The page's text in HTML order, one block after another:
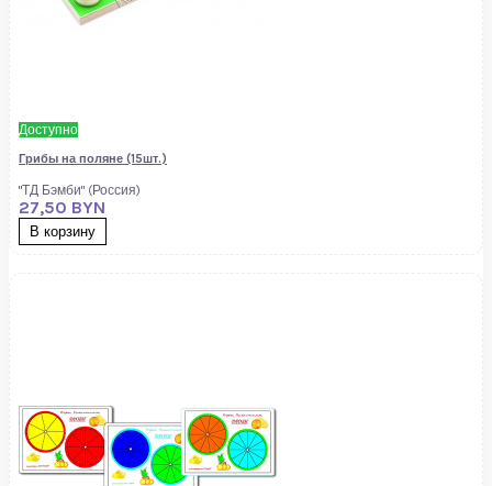
Доступно
Грибы на поляне (15шт.)
"ТД Бэмби" (Россия)
27,50 BYN
В корзину